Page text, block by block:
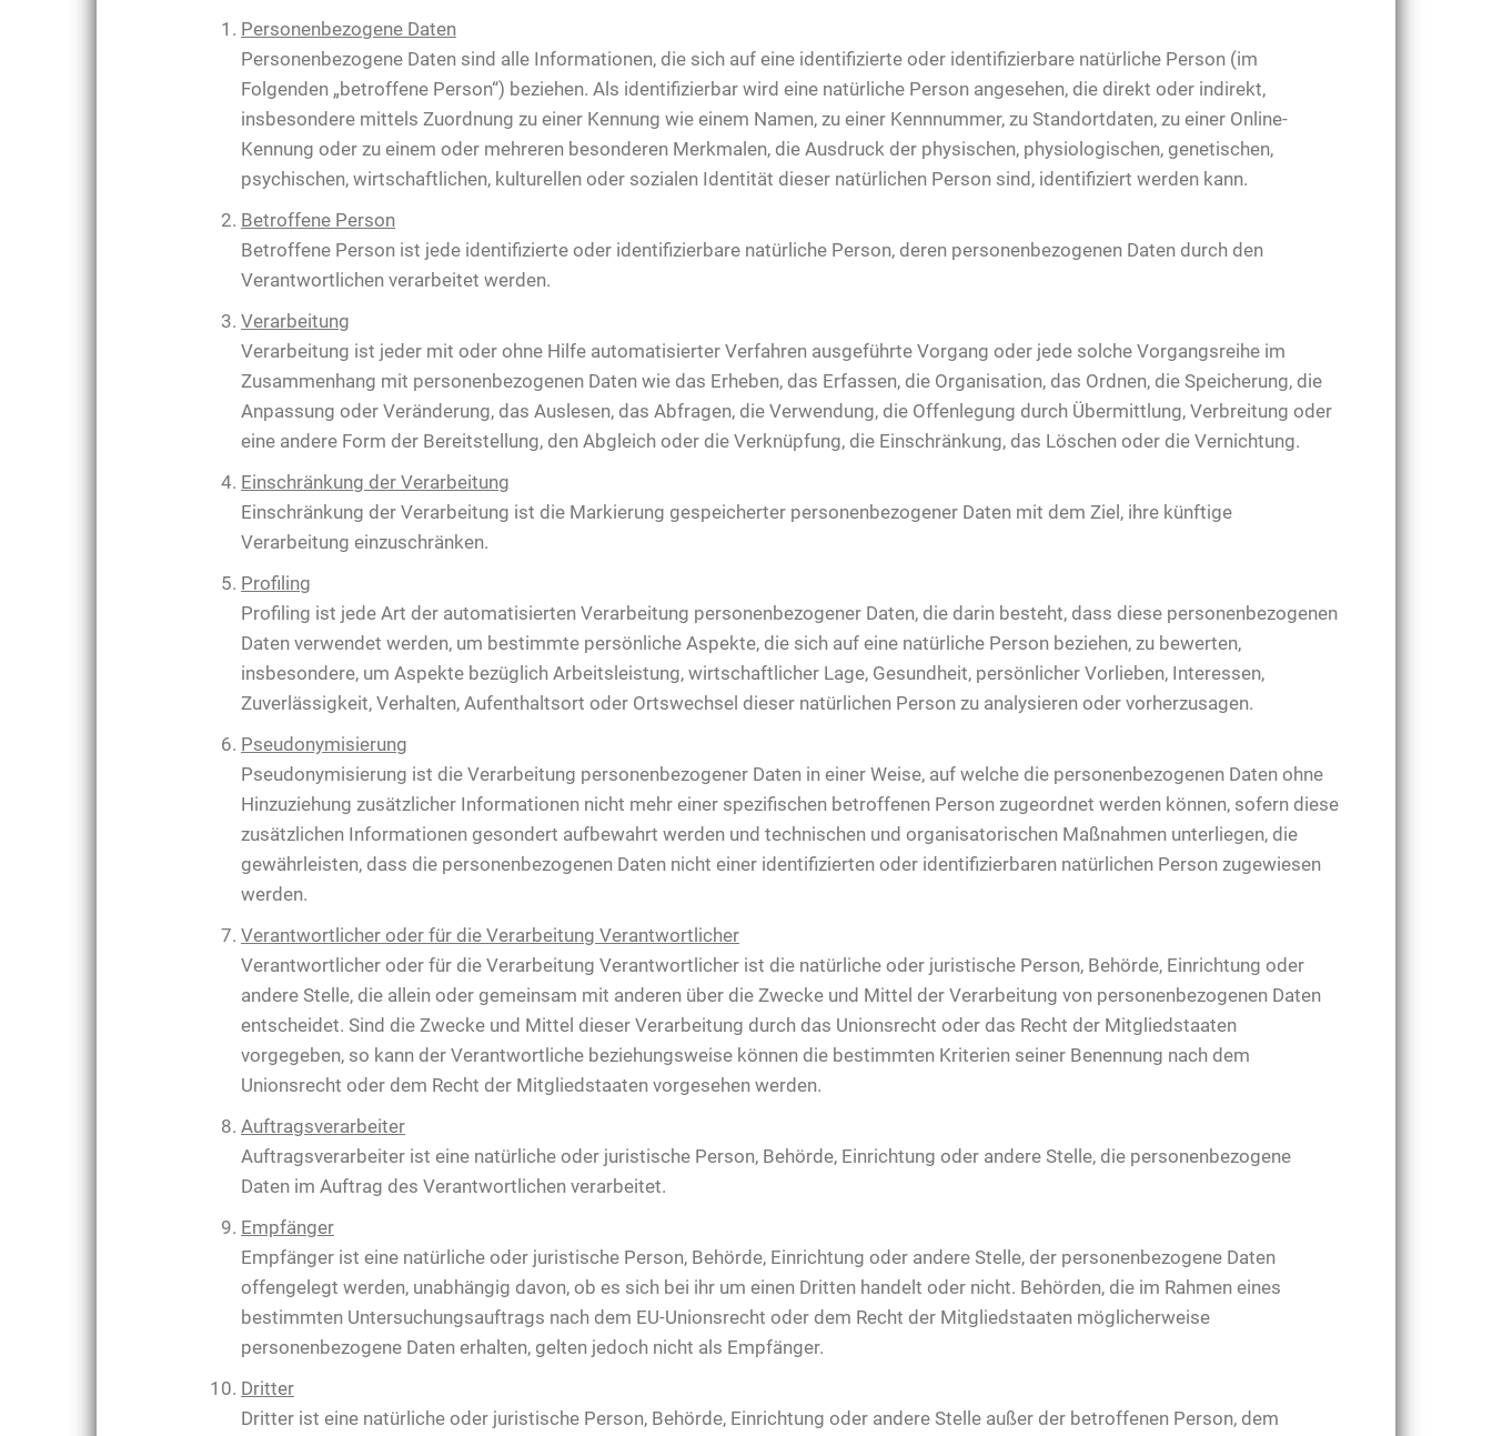
Personenbezogene Daten
Personenbezogene Daten sind alle Informationen, die sich auf eine identifizierte oder identifizierbare natürliche Person (im
Folgenden „betroffene Person“) beziehen. Als identifizierbar wird eine natürliche Person angesehen, die direkt oder indirekt,
insbesondere mittels Zuordnung zu einer Kennung wie einem Namen, zu einer Kennnummer, zu Standortdaten, zu einer Online-
Kennung oder zu einem oder mehreren besonderen Merkmalen, die Ausdruck der physischen, physiologischen, genetischen,
psychischen, wirtschaftlichen, kulturellen oder sozialen Identität dieser natürlichen Person sind, identifiziert werden kann.
Betroffene Person
Betroffene Person ist jede identifizierte oder identifizierbare natürliche Person, deren personenbezogenen Daten durch den
Verantwortlichen verarbeitet werden.
Verarbeitung
Verarbeitung ist jeder mit oder ohne Hilfe automatisierter Verfahren ausgeführte Vorgang oder jede solche Vorgangsreihe im
Zusammenhang mit personenbezogenen Daten wie das Erheben, das Erfassen, die Organisation, das Ordnen, die Speicherung, die
Anpassung oder Veränderung, das Auslesen, das Abfragen, die Verwendung, die Offenlegung durch Übermittlung, Verbreitung oder
eine andere Form der Bereitstellung, den Abgleich oder die Verknüpfung, die Einschränkung, das Löschen oder die Vernichtung.
Einschränkung der Verarbeitung
Einschränkung der Verarbeitung ist die Markierung gespeicherter personenbezogener Daten mit dem Ziel, ihre künftige
Verarbeitung einzuschränken.
Profiling
Profiling ist jede Art der automatisierten Verarbeitung personenbezogener Daten, die darin besteht, dass diese personenbezogenen
Daten verwendet werden, um bestimmte persönliche Aspekte, die sich auf eine natürliche Person beziehen, zu bewerten,
insbesondere, um Aspekte bezüglich Arbeitsleistung, wirtschaftlicher Lage, Gesundheit, persönlicher Vorlieben, Interessen,
Zuverlässigkeit, Verhalten, Aufenthaltsort oder Ortswechsel dieser natürlichen Person zu analysieren oder vorherzusagen.
Pseudonymisierung
Pseudonymisierung ist die Verarbeitung personenbezogener Daten in einer Weise, auf welche die personenbezogenen Daten ohne
Hinzuziehung zusätzlicher Informationen nicht mehr einer spezifischen betroffenen Person zugeordnet werden können, sofern diese
zusätzlichen Informationen gesondert aufbewahrt werden und technischen und organisatorischen Maßnahmen unterliegen, die
gewährleisten, dass die personenbezogenen Daten nicht einer identifizierten oder identifizierbaren natürlichen Person zugewiesen
werden.
Verantwortlicher oder für die Verarbeitung Verantwortlicher
Verantwortlicher oder für die Verarbeitung Verantwortlicher ist die natürliche oder juristische Person, Behörde, Einrichtung oder
andere Stelle, die allein oder gemeinsam mit anderen über die Zwecke und Mittel der Verarbeitung von personenbezogenen Daten
entscheidet. Sind die Zwecke und Mittel dieser Verarbeitung durch das Unionsrecht oder das Recht der Mitgliedstaaten
vorgegeben, so kann der Verantwortliche beziehungsweise können die bestimmten Kriterien seiner Benennung nach dem
Unionsrecht oder dem Recht der Mitgliedstaaten vorgesehen werden.
Auftragsverarbeiter
Auftragsverarbeiter ist eine natürliche oder juristische Person, Behörde, Einrichtung oder andere Stelle, die personenbezogene
Daten im Auftrag des Verantwortlichen verarbeitet.
Empfänger
Empfänger ist eine natürliche oder juristische Person, Behörde, Einrichtung oder andere Stelle, der personenbezogene Daten
offengelegt werden, unabhängig davon, ob es sich bei ihr um einen Dritten handelt oder nicht. Behörden, die im Rahmen eines
bestimmten Untersuchungsauftrags nach dem EU-Unionsrecht oder dem Recht der Mitgliedstaaten möglicherweise
personenbezogene Daten erhalten, gelten jedoch nicht als Empfänger.
Dritter
Dritter ist eine natürliche oder juristische Person, Behörde, Einrichtung oder andere Stelle außer der betroffenen Person, dem